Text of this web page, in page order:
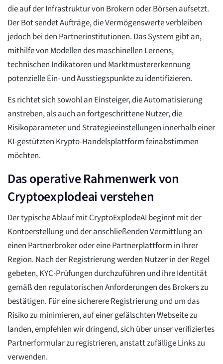
die auf der Infrastruktur von Brokern oder Börsen aufsetzt.
Der Bot sendet Aufträge, die Vermögenswerte verbleiben
jedoch bei den Partnerinstitutionen. Das System gibt an,
mithilfe von Modellen des maschinellen Lernens,
technischen Indikatoren und Marktmustererkennung
potenzielle Ein- und Ausstiegspunkte zu identifizieren.
Es richtet sich sowohl an Einsteiger, die Automatisierung
anstreben, als auch an fortgeschrittene Nutzer, die
Risikoparameter und Strategieeinstellungen innerhalb einer
KI-gestützten Krypto-Handelsplattform feinabstimmen
möchten.
Das operative Rahmenwerk von
Cryptoexplodeai verstehen
Der typische Ablauf mit CryptoExplodeAI beginnt mit der
Kontoerstellung und der anschließenden Vermittlung an
einen Partnerbroker oder eine Partnerplattform in Ihrer
Region. Nach der Registrierung werden Nutzer in der Regel
gebeten, KYC-Prüfungen durchzuführen und ihre Identität
gemäß den regulatorischen Anforderungen des Brokers zu
bestätigen. Für eine sicherere Registrierung und um das
Risiko zu minimieren, auf einer gefälschten Webseite zu
landen, empfehlen wir dringend, sich über unser verifiziertes
Partnerformular zu registrieren, anstatt zufällige Links zu
verwenden.